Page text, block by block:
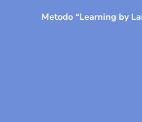
Metodo “Learning by